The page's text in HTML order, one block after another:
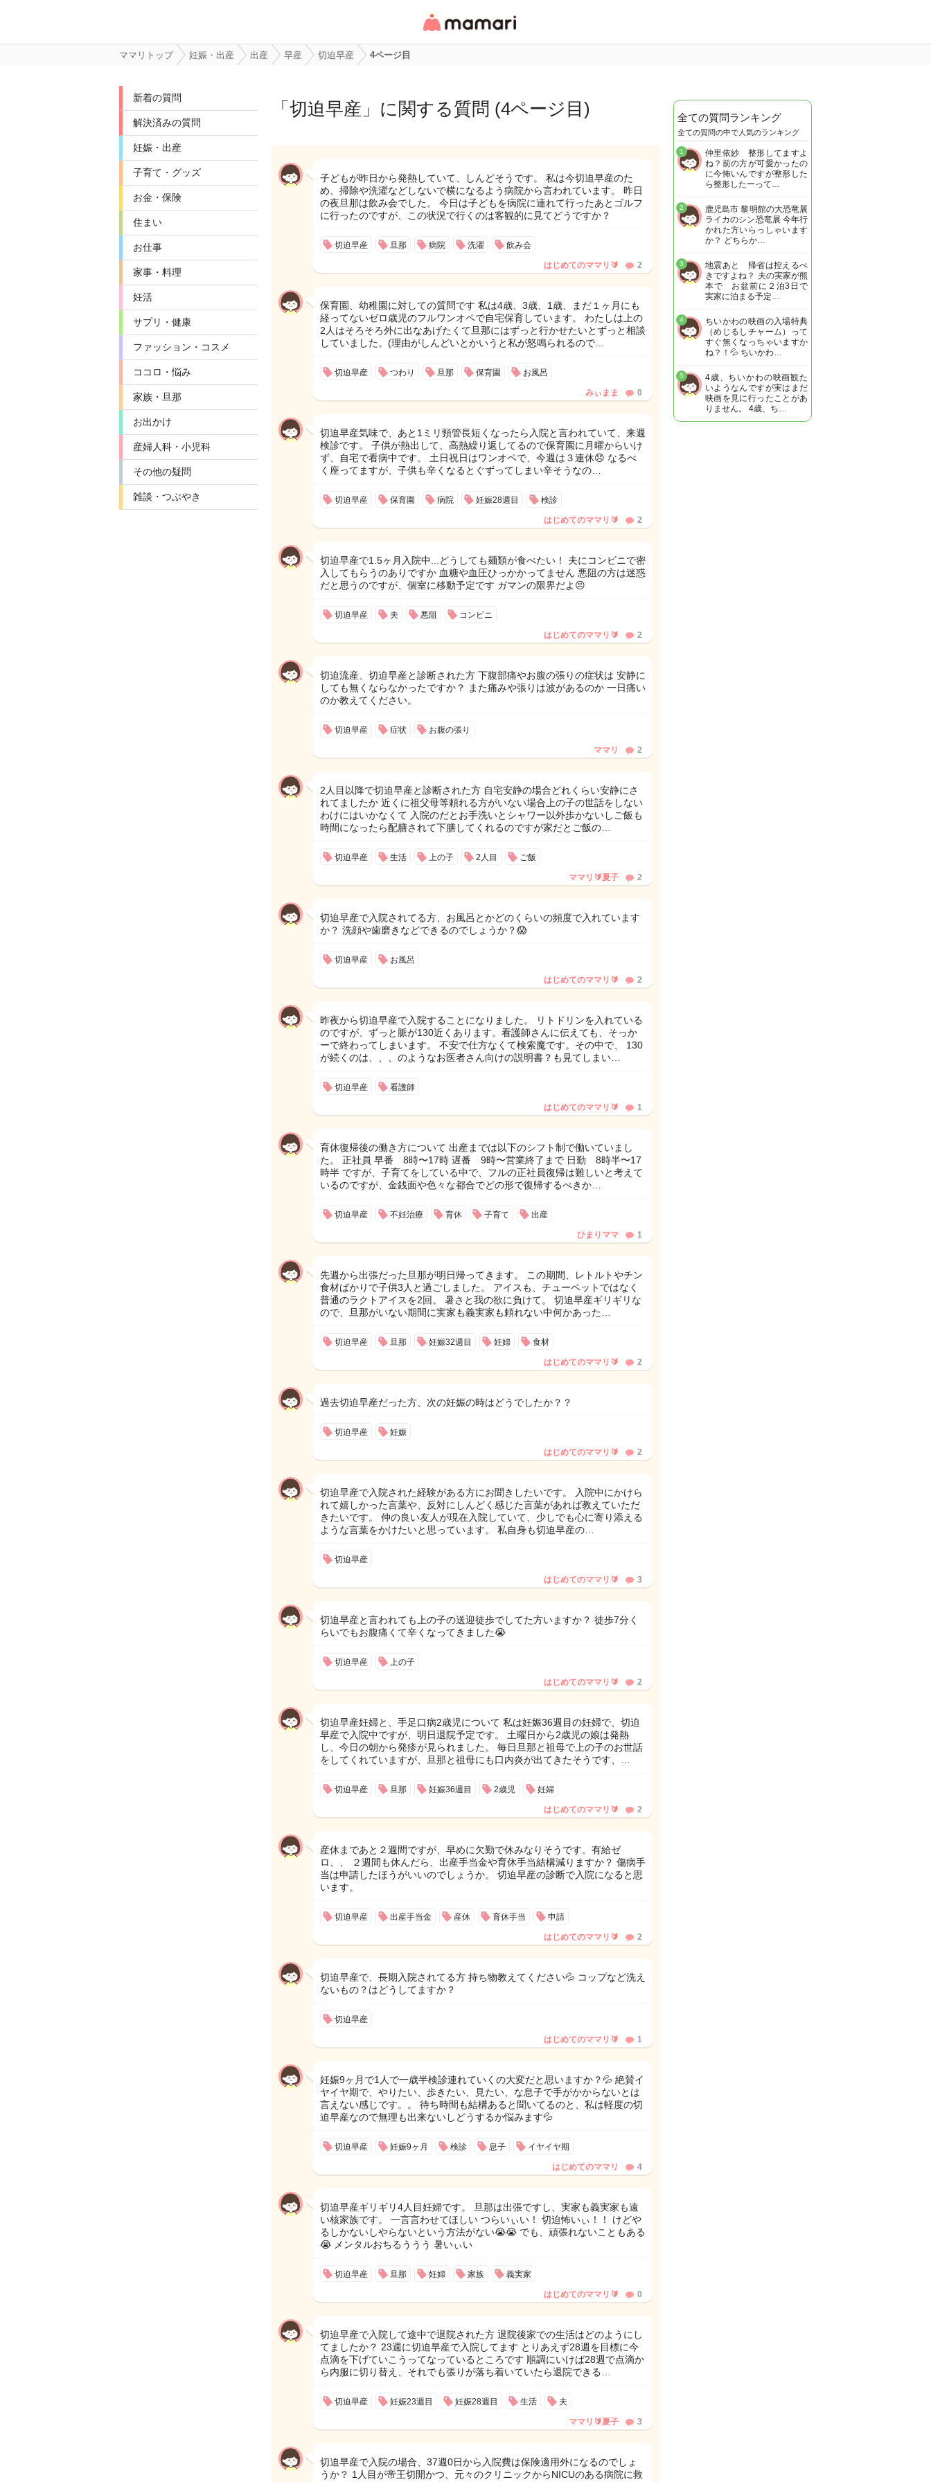
リ・情報サイト
ママリトップ 妊娠・出産 出産 早産 切迫早産 4ページ目
新着の質問
解決済みの質問
妊娠・出産
子育て・グッズ
お金・保険
住まい
お仕事
家事・料理
妊活
サプリ・健康
ファッション・コスメ
ココロ・悩み
家族・旦那
お出かけ
産婦人科・小児科
その他の疑問
雑談・つぶやき
「 切迫早産 」に関する質問 (4ページ目)
子どもが昨日から発熱していて、しんどそうです。 私は今切迫早産のた
め、掃除や洗濯などしないで横になるよう病院から言われています。 昨日
の夜旦那は飲み会でした。 今日は子どもを病院に連れて行ったあとゴルフ
に行ったのですが、この状況で行くのは客観的に見てどうですか？
切迫早産 旦那 病院 洗濯 飲み会
はじめてのママリ🔰 2
保育園、幼稚園に対しての質問です 私は4歳、3歳、1歳、まだ１ヶ月にも
経ってないゼロ歳児のフルワンオペで自宅保育しています。 わたしは上の
2人はそろそろ外に出なあげたくて旦那にはずっと行かせたいとずっと相談
していました。(理由がしんどいとかいうと私が怒鳴られるので…
切迫早産 つわり 旦那 保育園 お風呂
みぃまま 0
切迫早産気味で、あと1ミリ頸管長短くなったら入院と言われていて、来週
検診です。 子供が熱出して、高熱繰り返してるので保育園に月曜からいけ
ず、自宅で看病中です。 土日祝日はワンオペで、今週は３連休😞 なるべ
く座ってますが、子供も辛くなるとぐずってしまい辛そうなの…
切迫早産 保育園 病院 妊娠28週目 検診
はじめてのママリ🔰 2
切迫早産で1.5ヶ月入院中...どうしても麺類が食べたい！ 夫にコンビニで密
入してもらうのありですか 血糖や血圧ひっかかってません 悪阻の方は迷惑
だと思うのですが、個室に移動予定です ガマンの限界だよ😣
切迫早産 夫 悪阻 コンビニ
はじめてのママリ🔰 2
切迫流産、切迫早産と診断された方 下腹部痛やお腹の張りの症状は 安静に
しても無くならなかったですか？ また痛みや張りは波があるのか 一日痛い
のか教えてください。
切迫早産 症状 お腹の張り
ママリ 2
2人目以降で切迫早産と診断された方 自宅安静の場合どれくらい安静にさ
れてましたか 近くに祖父母等頼れる方がいない場合上の子の世話をしない
わけにはいかなくて 入院のだとお手洗いとシャワー以外歩かないしご飯も
時間になったら配膳されて下膳してくれるのですが家だとご飯の…
切迫早産 生活 上の子 2人目 ご飯
ママリ🔰夏子 2
切迫早産で入院されてる方、お風呂とかどのくらいの頻度で入れています
か？ 洗顔や歯磨きなどできるのでしょうか？😱
切迫早産 お風呂
はじめてのママリ🔰 2
昨夜から切迫早産で入院することになりました。 リトドリンを入れている
のですが、ずっと脈が130近くあります。看護師さんに伝えても、そっか
ーで終わってしまいます。 不安で仕方なくて検索魔です。その中で、 130
が続くのは、、、のようなお医者さん向けの説明書？も見てしまい…
切迫早産 看護師
はじめてのママリ🔰 1
育休復帰後の働き方について 出産までは以下のシフト制で働いていまし
た。 正社員 早番 8時〜17時 遅番 9時〜営業終了まで 日勤 8時半〜17
時半 ですが、子育てをしている中で、フルの正社員復帰は難しいと考えて
いるのですが、金銭面や色々な都合でどの形で復帰するべきか…
切迫早産 不妊治療 育休 子育て 出産
ひまりママ 1
先週から出張だった旦那が明日帰ってきます。 この期間、レトルトやチン
食材ばかりで子供3人と過ごしました。 アイスも、チューペットではなく
普通のラクトアイスを2回。 暑さと我の欲に負けて。 切迫早産ギリギリな
ので、旦那がいない期間に実家も義実家も頼れない中何かあった…
切迫早産 旦那 妊娠32週目 妊婦 食材
はじめてのママリ🔰 2
過去切迫早産だった方、次の妊娠の時はどうでしたか？？
切迫早産 妊娠
はじめてのママリ🔰 2
切迫早産で入院された経験がある方にお聞きしたいです。 入院中にかけら
れて嬉しかった言葉や、反対にしんどく感じた言葉があれば教えていただ
きたいです。 仲の良い友人が現在入院していて、少しでも心に寄り添える
ような言葉をかけたいと思っています。 私自身も切迫早産の…
切迫早産
はじめてのママリ🔰 3
切迫早産と言われても上の子の送迎徒歩でしてた方いますか？ 徒歩7分く
らいでもお腹痛くて辛くなってきました😭
切迫早産 上の子
はじめてのママリ🔰 2
切迫早産妊婦と、手足口病2歳児について 私は妊娠36週目の妊婦で、切迫
早産で入院中ですが、明日退院予定です。 土曜日から2歳児の娘は発熱
し、今日の朝から発疹が見られました。 毎日旦那と祖母で上の子のお世話
をしてくれていますが、旦那と祖母にも口内炎が出てきたそうです、…
切迫早産 旦那 妊娠36週目 2歳児 妊婦
はじめてのママリ🔰 2
産休まであと２週間ですが、早めに欠勤で休みなりそうです。有給ゼ
ロ、、 ２週間も休んだら、出産手当金や育休手当結構減りますか？ 傷病手
当は申請したほうがいいのでしょうか。 切迫早産の診断で入院になると思
います。
切迫早産 出産手当金 産休 育休手当 申請
はじめてのママリ🔰 2
切迫早産で、長期入院されてる方 持ち物教えてください💦 コップなど洗え
ないもの？はどうしてますか？
切迫早産
はじめてのママリ🔰 1
妊娠9ヶ月で1人で一歳半検診連れていくの大変だと思いますか？💦 絶賛イ
ヤイヤ期で、やりたい、歩きたい、見たい、な息子で手がかからないとは
言えない感じです。。 待ち時間も結構あると聞いてるのと、私は軽度の切
迫早産なので無理も出来ないしどうするか悩みます💦
切迫早産 妊娠9ヶ月 検診 息子 イヤイヤ期
はじめてのママリ 4
切迫早産ギリギリ4人目妊婦です。 旦那は出張ですし、実家も義実家も遠
い核家族です。 一言言わせてほしい つらいぃい！ 切迫怖いぃ！！ けどや
るしかないしやらないという方法がない😭😭 でも、頑張れないこともある
😭 メンタルおちるううう 暑いぃい
切迫早産 旦那 妊婦 家族 義実家
はじめてのママリ🔰 0
切迫早産で入院して途中で退院された方 退院後家での生活はどのようにし
てましたか？ 23週に切迫早産で入院してます とりあえず28週を目標に今
点滴を下げていこうってなっているところです 順調にいけば28週で点滴か
ら内服に切り替え、それでも張りが落ち着いていたら退院できる…
切迫早産 妊娠23週目 妊娠28週目 生活 夫
ママリ🔰夏子 3
切迫早産で入院の場合、37週0日から入院費は保険適用外になるのでしょ
うか？ 1人目が帝王切開かつ、元々のクリニックからNICUのある病院に救
全ての質問ランキング
全ての質問の中で人気のランキング
仲里依紗 整形してますよ
ね？前の方が可愛かったの
に今怖いんですが整形した
ら整形したーって…
1
鹿児島市 黎明館の大恐竜展
ライカのシン恐竜展 今年行
かれた方いらっしゃいます
か？ どちらか…
2
地震あと 帰省は控えるべ
きですよね？ 夫の実家が熊
本で お盆前に２泊3日で
実家に泊まる予定…
3
ちいかわの映画の入場特典
（めじるしチャーム）って
すぐ無くなっちゃいますか
ね？！💦 ちいかわ…
4
4歳、ちいかわの映画観た
いようなんですが実はまだ
映画を見に行ったことがあ
りません。 4歳、ち…
5